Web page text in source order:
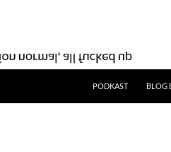
PODKAST
BLOG